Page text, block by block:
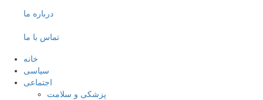
درباره ما
تماس با ما
خانه
سیاسی
اجتماعی
پزشکی و سلامت